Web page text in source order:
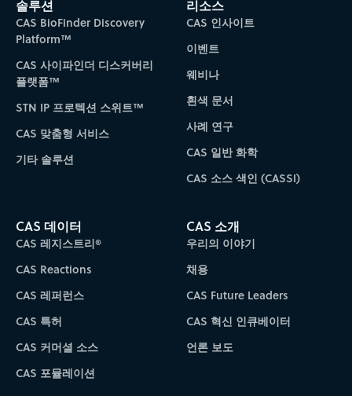
솔루션
CAS BioFinder Discovery
Platform™
CAS 사이파인더 디스커버리
플랫폼™
STN IP 프로텍션 스위트™
CAS 맞춤형 서비스
기타 솔루션
리소스
CAS 인사이트
이벤트
웨비나
흰색 문서
사례 연구
CAS 일반 화학
CAS 소스 색인 (CASSI)
CAS 데이터
CAS 레지스트리®
CAS Reactions
CAS 레퍼런스
CAS 특허
CAS 커머셜 소스
CAS 포뮬레이션
CAS 소개
우리의 이야기
채용
CAS Future Leaders
CAS 혁신 인큐베이터
언론 보도